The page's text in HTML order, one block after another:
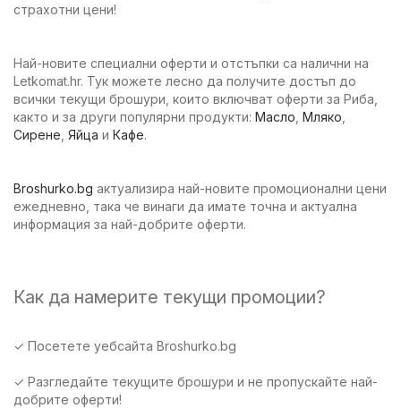
страхотни цени!
Най-новите специални оферти и отстъпки са налични на
Letkomat.hr. Тук можете лесно да получите достъп до
всички текущи брошури, които включват оферти за Риба,
както и за други популярни продукти: Масло Мляко
Сирене Яйца и Кафе.
Broshurko.bg актуализира най-новите промоционални цени
ежедневно, така че винаги да имате точна и актуална
информация за най-добрите оферти.
Как да намерите текущи промоции?
✓ Посетете уебсайта Broshurko.bg
✓ Разгледайте текущите брошури и не пропускайте най-
добрите оферти!